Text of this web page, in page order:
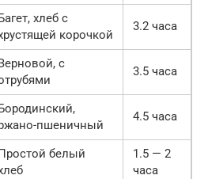
хлеб с
корочкой
3.2 часа
с
3.5 часа
пшеничный
4.5 часа
белый
1.5 — 2
часа